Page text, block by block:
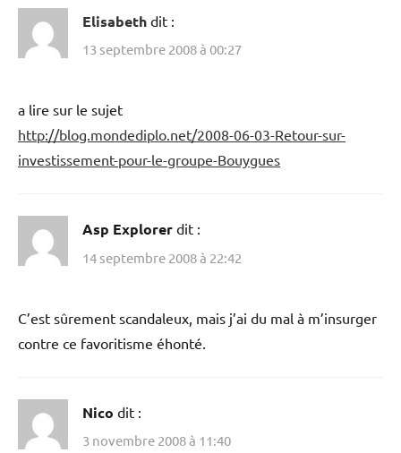
Elisabeth dit :
13 septembre 2008 à 00:27
a lire sur le sujet
http://blog.mondediplo.net/2008-06-03-Retour-sur-
investissement-pour-le-groupe-Bouygues
Asp Explorer dit :
14 septembre 2008 à 22:42
C’est sûrement scandaleux, mais j’ai du mal à m’insurger
contre ce favoritisme éhonté.
Nico dit :
3 novembre 2008 à 11:40